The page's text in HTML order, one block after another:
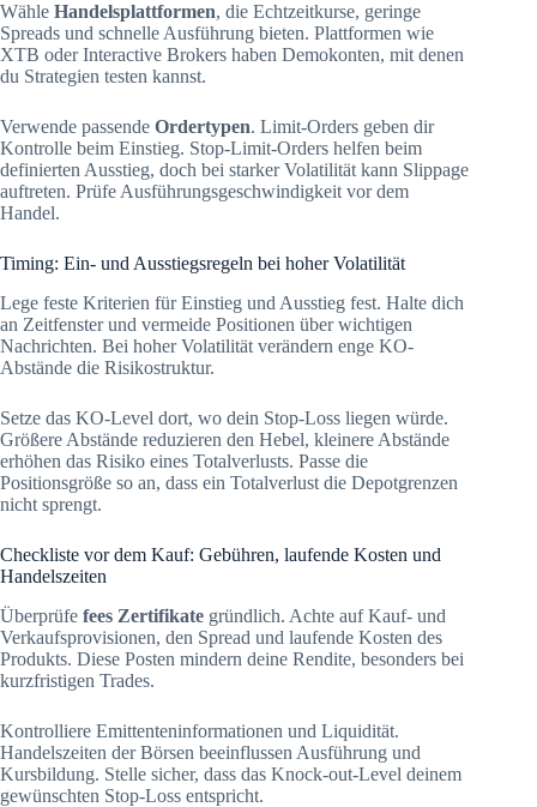
Wähle Handelsplattformen, die Echtzeitkurse, geringe
Spreads und schnelle Ausführung bieten. Plattformen wie
XTB oder Interactive Brokers haben Demokonten, mit denen
du Strategien testen kannst.
Verwende passende Ordertypen. Limit-Orders geben dir
Kontrolle beim Einstieg. Stop-Limit-Orders helfen beim
definierten Ausstieg, doch bei starker Volatilität kann Slippage
auftreten. Prüfe Ausführungsgeschwindigkeit vor dem
Handel.
Timing: Ein- und Ausstiegsregeln bei hoher Volatilität
Lege feste Kriterien für Einstieg und Ausstieg fest. Halte dich
an Zeitfenster und vermeide Positionen über wichtigen
Nachrichten. Bei hoher Volatilität verändern enge KO-
Abstände die Risikostruktur.
Setze das KO-Level dort, wo dein Stop-Loss liegen würde.
Größere Abstände reduzieren den Hebel, kleinere Abstände
erhöhen das Risiko eines Totalverlusts. Passe die
Positionsgröße so an, dass ein Totalverlust die Depotgrenzen
nicht sprengt.
Checkliste vor dem Kauf: Gebühren, laufende Kosten und
Handelszeiten
Überprüfe fees Zertifikate gründlich. Achte auf Kauf- und
Verkaufsprovisionen, den Spread und laufende Kosten des
Produkts. Diese Posten mindern deine Rendite, besonders bei
kurzfristigen Trades.
Kontrolliere Emittenteninformationen und Liquidität.
Handelszeiten der Börsen beeinflussen Ausführung und
Kursbildung. Stelle sicher, dass das Knock-out-Level deinem
gewünschten Stop-Loss entspricht.